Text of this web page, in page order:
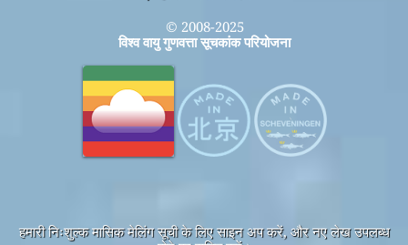
© 2008-2025
विश्व वायु गुणवत्ता सूचकांक परियोजना
हमारी निःशुल्क मासिक मेलिंग सूची के लिए साइन अप करें, और नए लेख उपलब्ध